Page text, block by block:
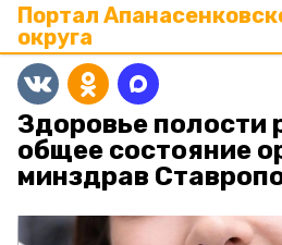
Портал
округа
Здоровье полости
общее состояние
минздрав